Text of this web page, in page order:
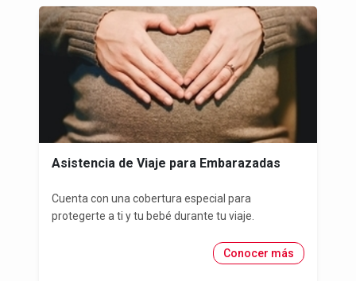
Asistencia de Viaje para Embarazadas
Cuenta con una cobertura especial para
protegerte a ti y tu bebé durante tu viaje.
Conocer más